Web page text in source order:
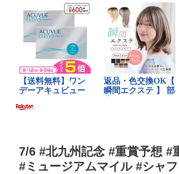
7/6 #北九州記念 #重賞予想 #
#ミュージアムマイル #シャ